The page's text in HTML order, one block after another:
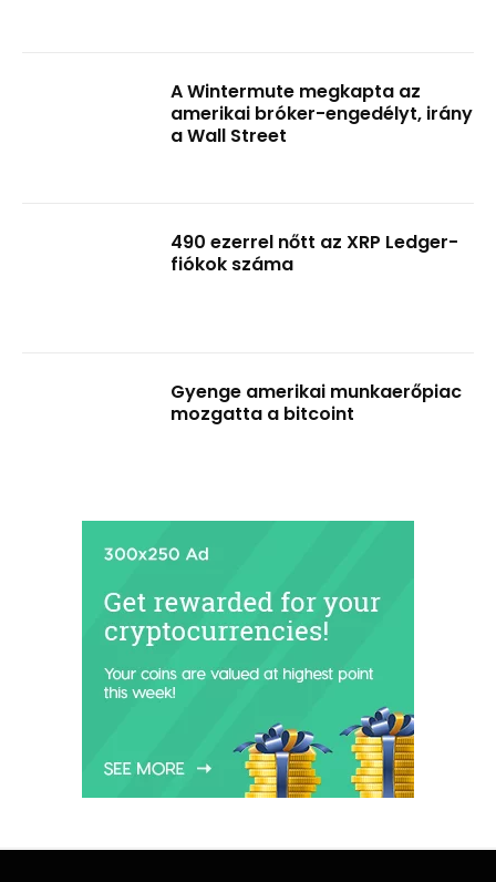
A Wintermute megkapta az
amerikai bróker-engedélyt, irány
a Wall Street
490 ezerrel nőtt az XRP Ledger-
fiókok száma
Gyenge amerikai munkaerőpiac
mozgatta a bitcoint